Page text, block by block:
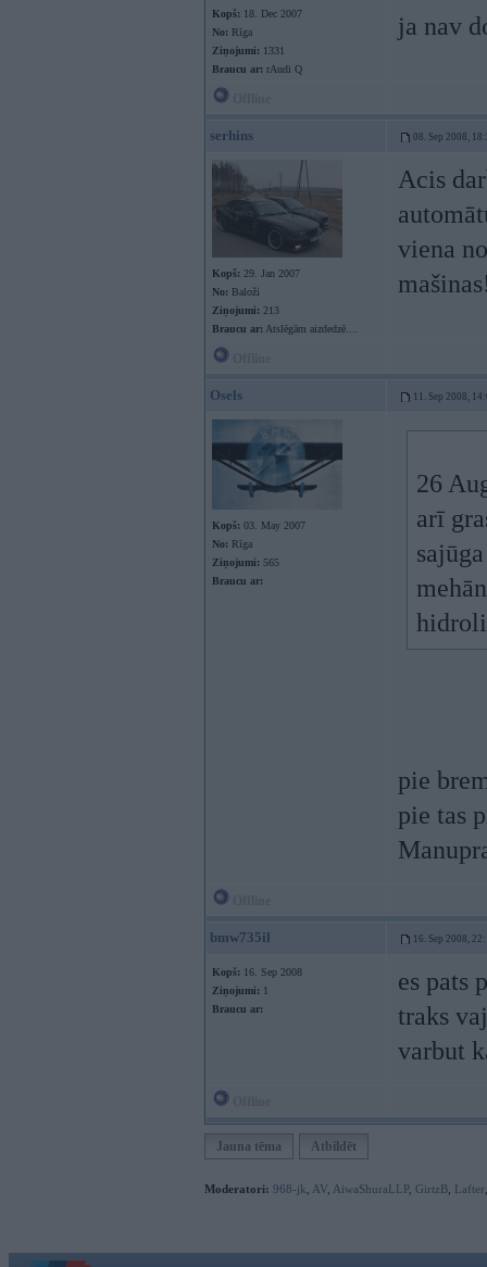
Kopš: 18. Dec 2007
No: Rīga
Ziņojumi: 1331
Braucu ar: rAudi Q
ja nav
serhins 08. Sep 2008,
Kopš: 29. Jan 2007
No: Baloži
Ziņojumi: 213
Braucu ar: Atslēgām aizdedzē....
Acis
viena
Osels 11. Sep 2008,
Kopš: 03. May 2007
No: Rīga
Ziņojumi: 565
Braucu ar:
26
arī
pie
pie tas
bmw735il 16. Sep 2008,
Kopš: 16. Sep 2008
Ziņojumi: 1
Braucu ar:
es pats
traks
varbut
Jauna tēma Atbildēt
Moderatori: 968-jk AV AiwaShuraLLP, GirtzB Lafter